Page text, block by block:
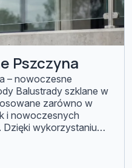
Pszczyna
– nowoczesne
Balustrady szklane w
zarówno w
i nowoczesnych
wykorzystaniu
pozwalają
i nie ograniczają
szklane na